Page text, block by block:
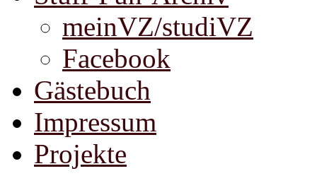
meinVZ/studiVZ
Facebook
Gästebuch
Impressum
Projekte